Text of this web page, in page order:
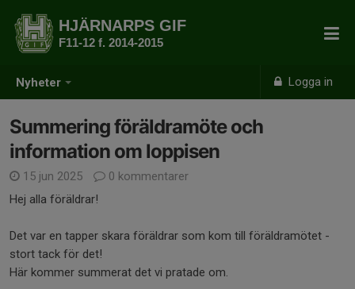
Nyheter Logga in
HJÄRNARPS GIF
F11-12 f. 2014-2015
Summering föräldramöte och
information om loppisen
15 jun 2025
0 kommentarer
Hej alla föräldrar!
Det var en tapper skara föräldrar som kom till föräldramötet -
stort tack för det!
Här kommer summerat det vi pratade om.